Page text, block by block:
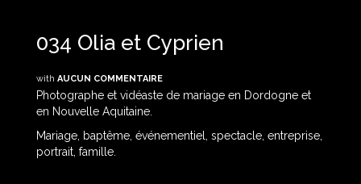
034 Olia et Cyprien
with AUCUN COMMENTAIRE
Photographe et vidéaste de mariage en Dordogne et
en Nouvelle Aquitaine.
Mariage, baptême, événementiel, spectacle, entreprise,
portrait, famille.